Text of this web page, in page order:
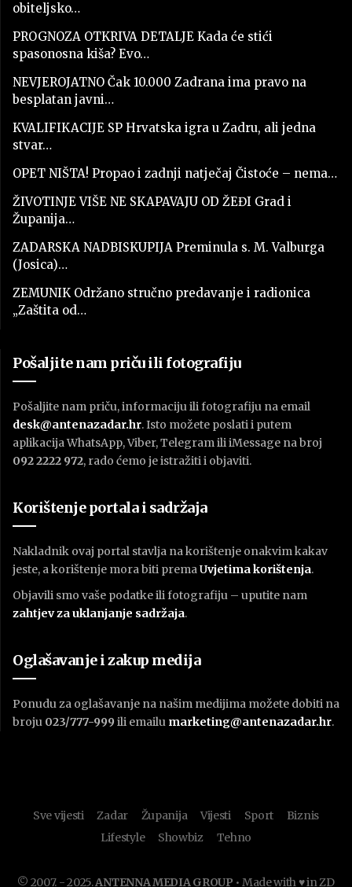
obiteljsko…
PROGNOZA OTKRIVA DETALJE Kada će stići
spasonosna kiša? Evo…
NEVJEROJATNO Čak 10.000 Zadrana ima pravo na
besplatan javni…
KVALIFIKACIJE SP Hrvatska igra u Zadru, ali jedna
stvar…
OPET NIŠTA! Propao i zadnji natječaj Čistoće – nema…
ŽIVOTINJE VIŠE NE SKAPAVAJU OD ŽEĐI Grad i
Županija…
ZADARSKA NADBISKUPIJA Preminula s. M. Valburga
(Josica)…
ZEMUNIK Održano stručno predavanje i radionica
„Zaštita od…
Pošaljite nam priču ili fotografiju
Pošaljite nam priču, informaciju ili fotografiju na email
desk@antenazadar.hr. Isto možete poslati i putem
aplikacija WhatsApp, Viber, Telegram ili iMessage na broj
092 2222 972, rado ćemo je istražiti i objaviti.
Korištenje portala i sadržaja
Nakladnik ovaj portal stavlja na korištenje onakvim kakav
jeste, a korištenje mora biti premaUvjetima korištenja.
Objavili smo vaše podatke ili fotografiju – uputite nam
zahtjev za uklanjanje sadržaja.
Oglašavanje i zakup medija
Ponudu za oglašavanje na našim medijima možete dobiti na
broju 023/777-999 ili emailu marketing@antenazadar.hr.
Sve vijesti Zadar Županija Vijesti Sport
Biznis
Lifestyle
Showbiz Tehno
© 2007. - 2025.ANTENNA MEDIA GROUP • Made with ♥ in ZD